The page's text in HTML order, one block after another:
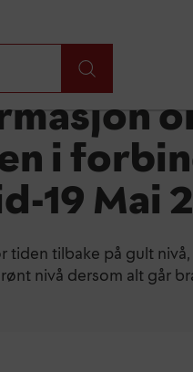
i
19 Mai
tiden tilbake på gult
nivå dersom alt går